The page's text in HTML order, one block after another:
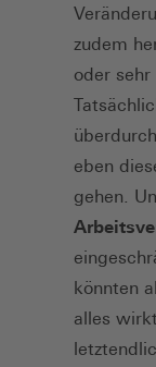
zudem
oder
eben
gehen.
könnten
alles